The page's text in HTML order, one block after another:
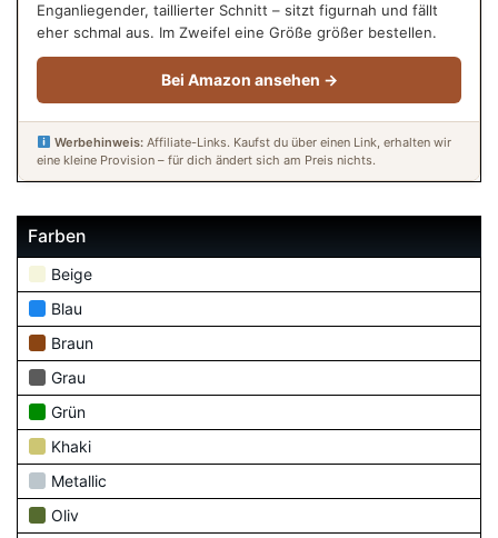
Enganliegender, taillierter Schnitt – sitzt figurnah und fällt
eher schmal aus. Im Zweifel eine Größe größer bestellen.
Bei Amazon ansehen →
Werbehinweis:Affiliate-Links. Kaufst du über einen Link, erhalten wir
eine kleine Provision – für dich ändert sich am Preis nichts.
Farben
Beige
Blau
Braun
Grau
Grün
Khaki
Metallic
Oliv